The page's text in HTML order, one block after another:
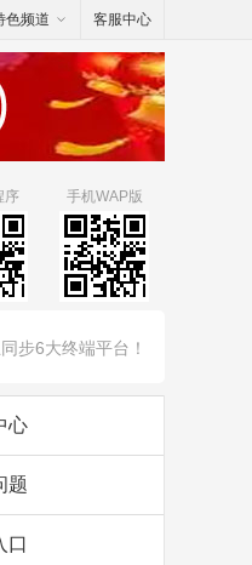
色频道 客服中心
手机WAP版
步6大终端平台！
序
心
题
口